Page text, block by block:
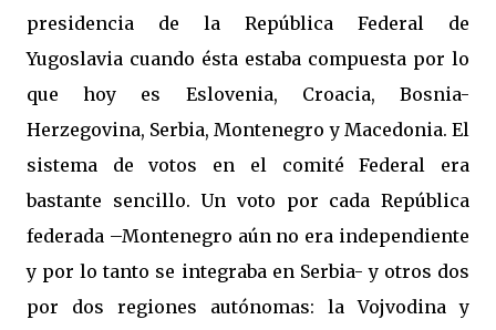
presidencia de la República Federal de
Yugoslavia cuando ésta estaba compuesta por lo
que hoy es Eslovenia, Croacia, Bosnia-
Herzegovina, Serbia, Montenegro y Macedonia. El
sistema de votos en el comité Federal era
bastante sencillo. Un voto por cada República
federada –Montenegro aún no era independiente
y por lo tanto se integraba en Serbia- y otros dos
por dos regiones autónomas: la Vojvodina y